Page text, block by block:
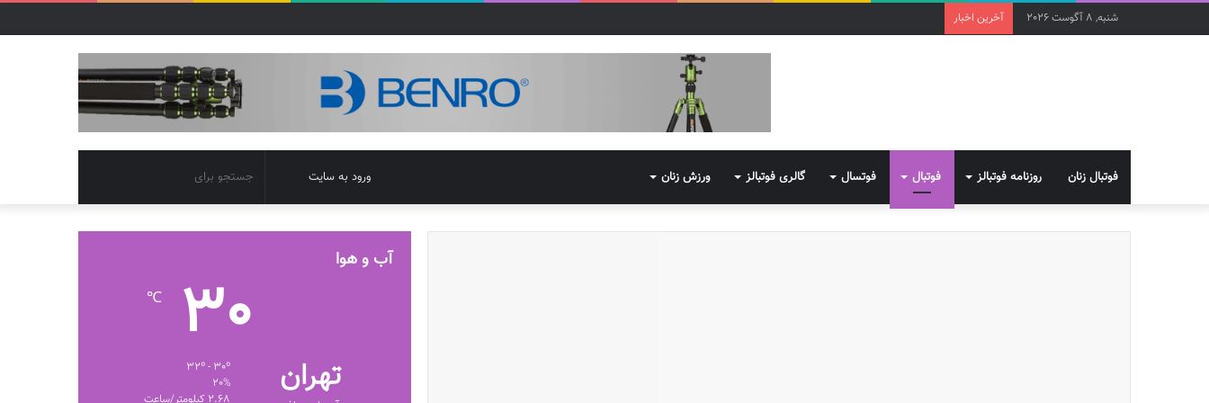
شنبه, 8 آگوست 2026 آخرین اخبار
فوتبال زنان روزنامه فوتبالز فوتبال فوتسال گالری فوتبالز ورزش زنان
برای
تغییر
پوسته
ورود به سایت
آب و هوا
تهران
30
℃
20%
2.68 کیلومتر/ساعت